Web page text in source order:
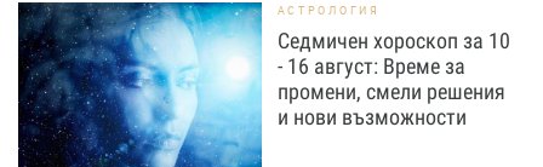
АСТРОЛОГИЯ
Седмичен хороскоп за 10
- 16 август: Време за
промени, смели решения
и нови възможности